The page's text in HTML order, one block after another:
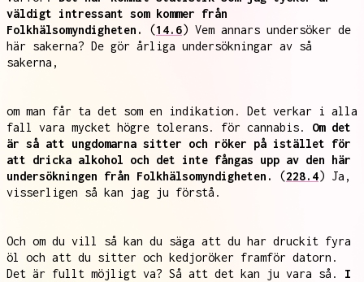
väldigt intressant som kommer från
Folkhälsomyndigheten.
(14.6) Vem annars undersöker de
här sakerna? De gör årliga undersökningar av så
sakerna,
om man får ta det som en indikation. Det verkar i alla
fall vara mycket högre tolerans. för cannabis. Om det
är så att ungdomarna sitter och röker på istället för
att dricka alkohol och det inte fångas upp av den här
undersökningen från Folkhälsomyndigheten.
(228.4) Ja,
visserligen så kan jag ju förstå.
Och om du vill så kan du säga att du har druckit fyra
öl och att du sitter och kedjoröker framför datorn.
Det är fullt möjligt va? Så att det kan ju vara så. I